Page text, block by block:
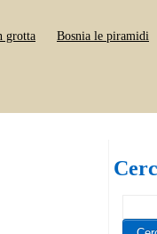
grotta Bosnia le piramidi